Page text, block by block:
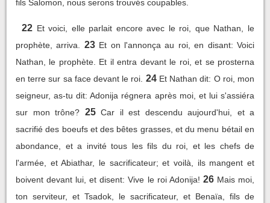
fils Salomon, nous serons trouvés coupables.
22 Et voici, elle parlait encore avec le roi, que Nathan, le
prophète, arriva.
23 Et on l'annonça au roi, en disant: Voici
Nathan, le prophète. Et il entra devant le roi, et se prosterna
en terre sur sa face devant le roi. 24 Et Nathan dit: O roi, mon
seigneur, as-tu dit: Adonija régnera après moi, et lui s'assiéra
sur mon trône? 25 Car il est descendu aujourd'hui, et a
sacrifié des boeufs et des bêtes grasses, et du menu bétail en
abondance, et a invité tous les fils du roi, et les chefs de
l'armée, et Abiathar, le sacrificateur; et voilà, ils mangent et
boivent devant lui, et disent: Vive le roi Adonija! 26 Mais moi,
ton serviteur, et Tsadok, le sacrificateur, et Benaïa, fils de